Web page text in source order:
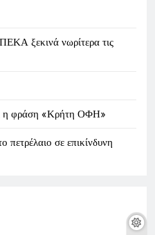
ξεκινά νωρίτερα τις
η φράση «Κρήτη ΟΦΗ»
πετρέλαιο σε επικίνδυνη